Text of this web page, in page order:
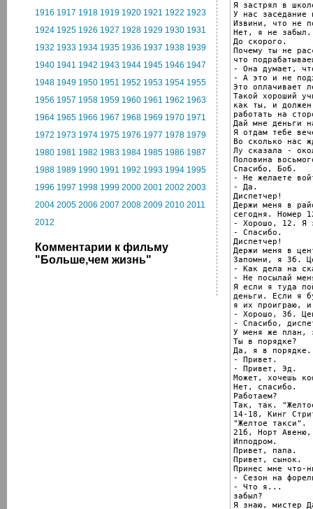
1916 1917 1918 1919 1920 1921 1922 1923
1924 1925 1926 1927 1928 1929 1930 1931
1932 1933 1934 1935 1936 1937 1938 1939
1940 1941 1942 1943 1944 1945 1946 1947
1948 1949 1950 1951 1952 1953 1954 1955
1956 1957 1958 1959 1960 1961 1962 1963
1964 1965 1966 1967 1968 1969 1970 1971
1972 1973 1974 1975 1976 1977 1978 1979
1980 1981 1982 1983 1984 1985 1986 1987
1988 1989 1990 1991 1992 1993 1994 1995
1996 1997 1998 1999 2000 2001 2002 2003
2004 2005 2006 2007 2008 2009 2010 2011
2012
Комментарии к фильму
"Больше,чем жизнь"
Я застрял в
У нас заседание
Извини, что не
Нет, я не забыл.
До скорого.
Почему ты не
что
- Она думает,
- А это и не
Это оплачивает
Такой хороший
как ты, и
работать на
Дай мне деньги
Я отдам тебе
Во сколько нас
Лу сказала -
Половина
Спасибо, Боб.
- Не желаете
- Да.
Диспетчер!
Держи меня в
сегодня. Номер
- Хорошо, 12. Я
- Спасибо.
Диспетчер!
Держи меня в
Запомни, я 3б.
- Как дела на
- Не посылай
Я если я туда
деньги. Если я
я их проиграю,
- Хорошо, 3б.
- Спасибо,
У меня же план,
Ты в порядке?
Да, я в порядке.
- Привет.
- Привет, Эд.
Может, хочешь
Нет, спасибо.
Работаем?
Так, так.
14-18, Кинг
"Желтое такси".
21б, Норт
Ипподром.
Привет, папа.
Привет, сынок.
Принес мне что-
- Сезон на
- Что я...
забыл?
Я знаю, мистер